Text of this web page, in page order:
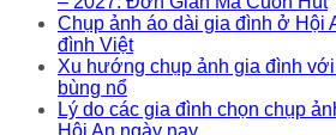
Chụp ảnh áo dài gia đình ở Hội
đình Việt
Xu hướng chụp ảnh gia đình
bùng nổ
Lý do các gia đình chọn chụp
Hội An ngày nay